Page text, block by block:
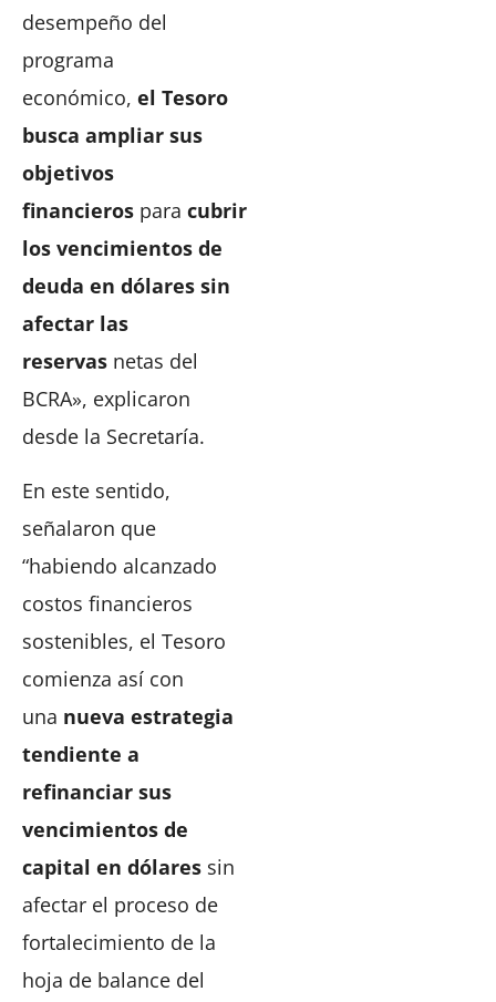
desempeño del
programa
económico, el Tesoro
busca ampliar sus
objetivos
financieros para cubrir
los vencimientos de
deuda en dólares sin
afectar las
reservas netas del
BCRA», explicaron
desde la Secretaría.
En este sentido,
señalaron que
“habiendo alcanzado
costos financieros
sostenibles, el Tesoro
comienza así con
una nueva estrategia
tendiente a
refinanciar sus
vencimientos de
capital en dólares sin
afectar el proceso de
fortalecimiento de la
hoja de balance del